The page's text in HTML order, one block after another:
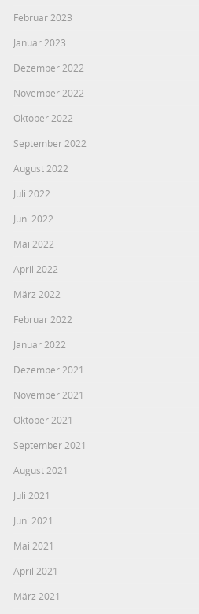
Februar 2023
Januar 2023
Dezember 2022
November 2022
Oktober 2022
September 2022
August 2022
Juli 2022
Juni 2022
Mai 2022
April 2022
März 2022
Februar 2022
Januar 2022
Dezember 2021
November 2021
Oktober 2021
September 2021
August 2021
Juli 2021
Juni 2021
Mai 2021
April 2021
März 2021